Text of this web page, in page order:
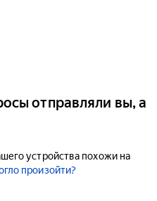
отправляли вы, а
устройства похожи на
произойти?